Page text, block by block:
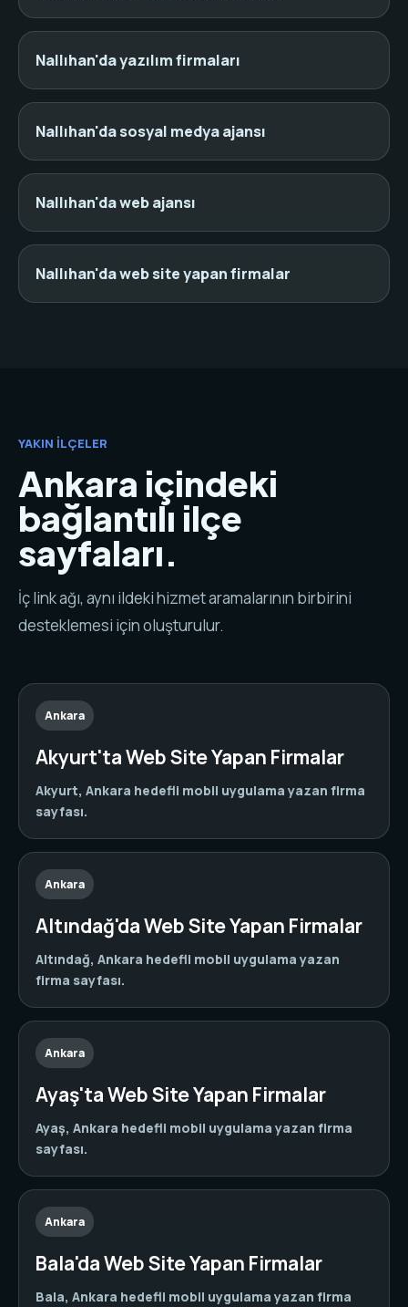
Nallıhan'da yazılım firmaları
Nallıhan'da sosyal medya ajansı
Nallıhan'da web ajansı
Nallıhan'da web site yapan firmalar
YAKIN İLÇELER
Ankara içindeki
bağlantılı ilçe
sayfaları.
İç link ağı, aynı ildeki hizmet aramalarının birbirini
desteklemesi için oluşturulur.
Ankara
Akyurt'ta Web Site Yapan Firmalar
Akyurt, Ankara hedefli mobil uygulama yazan firma
sayfası.
Ankara
Altındağ'da Web Site Yapan Firmalar
Altındağ, Ankara hedefli mobil uygulama yazan
firma sayfası.
Ankara
Ayaş'ta Web Site Yapan Firmalar
Ayaş, Ankara hedefli mobil uygulama yazan firma
sayfası.
Ankara
Bala'da Web Site Yapan Firmalar
Bala, Ankara hedefli mobil uygulama yazan firma